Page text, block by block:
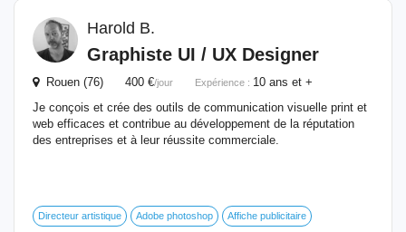
Harold B.
Graphiste UI / UX Designer
Rouen (76) 400 €/jour Expérience : 10 ans et +
Je conçois et crée des outils de communication visuelle print et
web efficaces et contribue au développement de la réputation
des entreprises et à leur réussite commerciale.
Directeur artistique Adobe photoshop Affiche publicitaire